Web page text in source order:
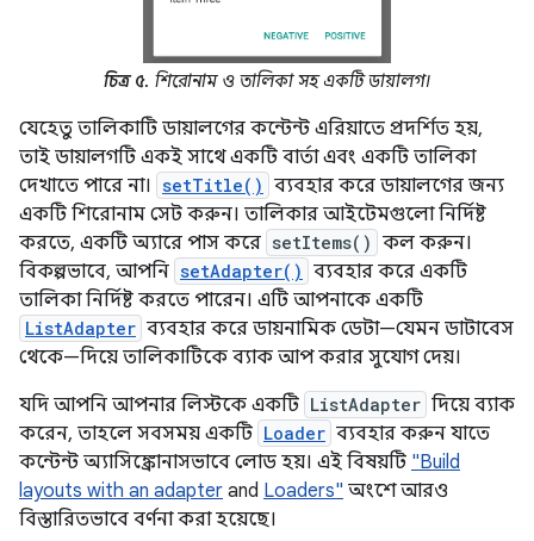
চিত্র ৫. শিরোনাম ও তালিকা সহ একটি ডায়ালগ।
যেহেতু তালিকাটি ডায়ালগের কন্টেন্ট এরিয়াতে প্রদর্শিত হয়,
তাই ডায়ালগটি একই সাথে একটি বার্তা এবং একটি তালিকা
দেখাতে পারে না। setTitle() ব্যবহার করে ডায়ালগের জন্য
একটি শিরোনাম সেট করুন। তালিকার আইটেমগুলো নির্দিষ্ট
করতে, একটি অ্যারে পাস করে setItems() কল করুন।
বিকল্পভাবে, আপনি setAdapter() ব্যবহার করে একটি
তালিকা নির্দিষ্ট করতে পারেন। এটি আপনাকে একটি
ListAdapter ব্যবহার করে ডায়নামিক ডেটা—যেমন ডাটাবেস
থেকে—দিয়ে তালিকাটিকে ব্যাক আপ করার সুযোগ দেয়।
যদি আপনি আপনার লিস্টকে একটি ListAdapter দিয়ে ব্যাক
করেন, তাহলে সবসময় একটি Loader ব্যবহার করুন যাতে
কন্টেন্ট অ্যাসিঙ্ক্রোনাসভাবে লোড হয়। এই বিষয়টি "Build
layouts with an adapter and Loaders" অংশে আরও
বিস্তারিতভাবে বর্ণনা করা হয়েছে।